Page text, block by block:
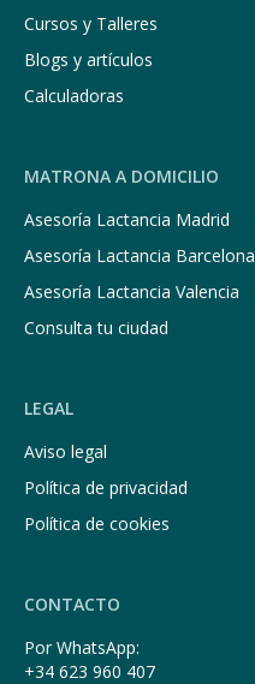
Cursos y Talleres
Blogs y artículos
Calculadoras
MATRONA A DOMICILIO
Asesoría Lactancia Madrid
Asesoría Lactancia Barcelona
Asesoría Lactancia Valencia
Consulta tu ciudad
LEGAL
Aviso legal
Política de privacidad
Política de cookies
CONTACTO
Por WhatsApp:
+34 623 960 407